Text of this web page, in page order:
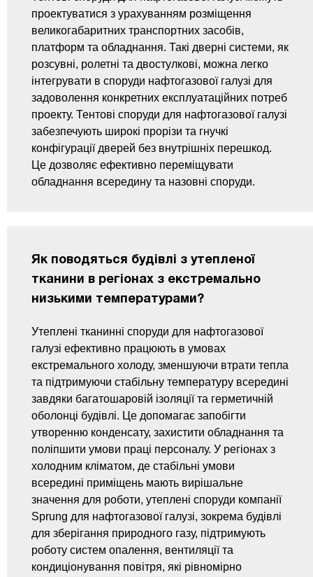
проектуватися з урахуванням розміщення
великогабаритних транспортних засобів,
платформ та обладнання. Такі дверні системи, як
розсувні, ролетні та двостулкові, можна легко
інтегрувати в споруди нафтогазової галузі для
задоволення конкретних експлуатаційних потреб
проекту. Тентові споруди для нафтогазової галузі
забезпечують широкі прорізи та гнучкі
конфігурації дверей без внутрішніх перешкод.
Це дозволяє ефективно переміщувати
обладнання всередину та назовні споруди.
Як поводяться будівлі з утепленої
тканини в регіонах з екстремально
низькими температурами?
Утеплені тканинні споруди для нафтогазової
галузі ефективно працюють в умовах
екстремального холоду, зменшуючи втрати тепла
та підтримуючи стабільну температуру всередині
завдяки багатошаровій ізоляції та герметичній
оболонці будівлі. Це допомагає запобігти
утворенню конденсату, захистити обладнання та
поліпшити умови праці персоналу. У регіонах з
холодним кліматом, де стабільні умови
всередині приміщень мають вирішальне
значення для роботи, утеплені споруди компанії
Sprung для нафтогазової галузі, зокрема будівлі
для зберігання природного газу, підтримують
роботу систем опалення, вентиляції та
кондиціонування повітря, які рівномірно